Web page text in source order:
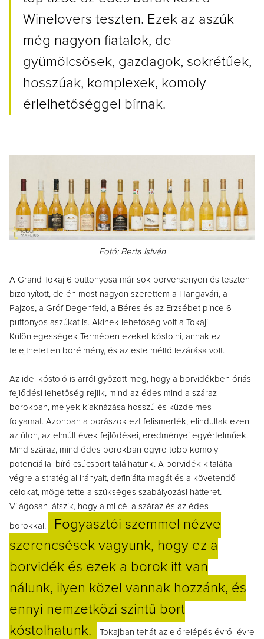
Winelovers teszten. Ezek az aszúk
még nagyon fiatalok, de
gyümölcsösek, gazdagok, sokrétűek,
hosszúak, komplexek, komoly
érlelhetőséggel bírnak.
Fotó: Berta István
A Grand Tokaj 6 puttonyosa már sok borversenyen és teszten
bizonyított, de én most nagyon szerettem a Hangavári, a
Pajzos, a Gróf Degenfeld, a Béres és az Erzsébet pince 6
puttonyos aszúkat is. Akinek lehetőség volt a Tokaji
Különlegességek Termében ezeket kóstolni, annak ez
felejthetetlen borélmény, és az este méltó lezárása volt.
Az idei kóstoló is arról győzött meg, hogy a borvidékben óriási
fejlődési lehetőség rejlik, mind az édes mind a száraz
borokban, melyek kiaknázása hosszú és küzdelmes
folyamat. Azonban a borászok ezt felismerték, elindultak ezen
az úton, az elmúlt évek fejlődései, eredményei egyértelműek.
Mind száraz, mind édes borokban egyre több komoly
potenciállal bíró csúcsbort találhatunk. A borvidék kitalálta
végre a stratégiai irányait, definiálta magát és a követendő
célokat, mögé tette a szükséges szabályozási hátteret.
Világosan látszik, hogy a mi cél a száraz és az édes
borokkal.
Fogyasztói szemmel nézve
szerencsések vagyunk, hogy ez a
borvidék és ezek a borok itt van
nálunk, ilyen közel vannak hozzánk, és
ennyi nemzetközi szintű bort
kóstolhatunk.
Tokajban tehát az előrelépés évről-évre